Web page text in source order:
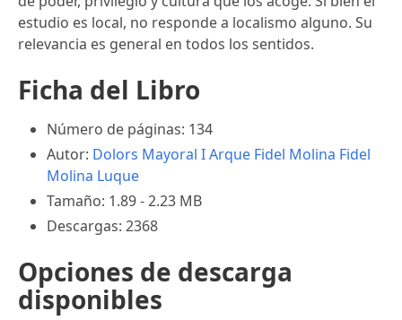
estudio es local, no responde a localismo alguno. Su
relevancia es general en todos los sentidos.
Ficha del Libro
Número de páginas: 134
Autor: Dolors Mayoral I Arque Fidel Molina Fidel
Molina Luque
Tamaño: 1.89 - 2.23 MB
Descargas: 2368
Opciones de descarga
disponibles